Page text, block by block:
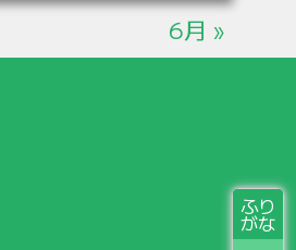
6月 »
ふり
がな